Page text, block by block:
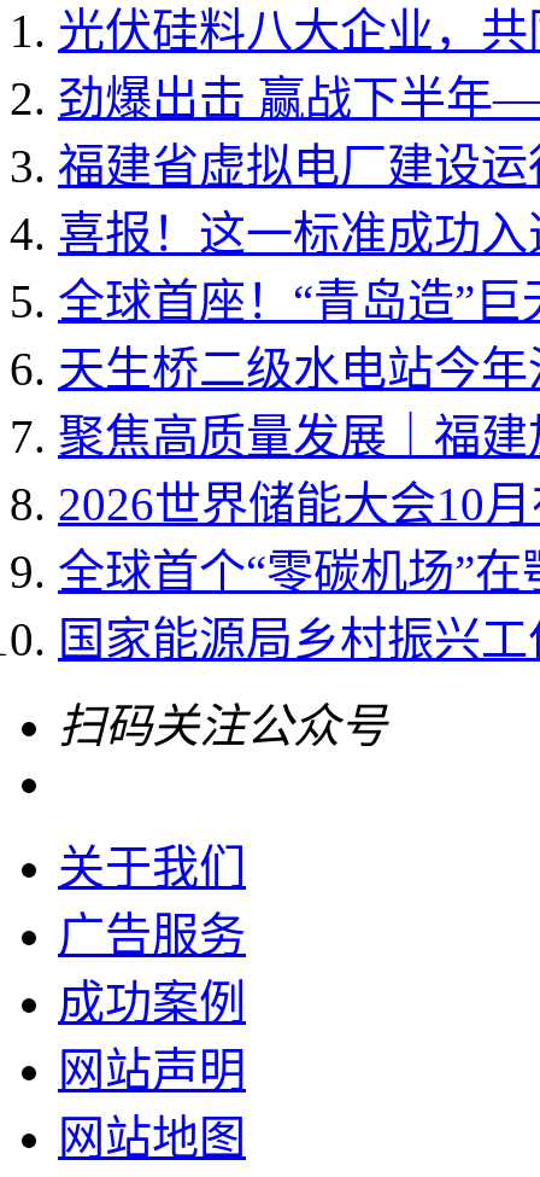
光伏硅料八大企业，
劲爆出击 赢战下半年
福建省虚拟电厂建设
喜报！这一标准成功
全球首座！“青岛造”
天生桥二级水电站今
聚焦高质量发展｜福
2026世界储能大会10
全球首个“零碳机场”
国家能源局乡村振兴
扫码关注公众号
关于我们
广告服务
成功案例
网站声明
网站地图